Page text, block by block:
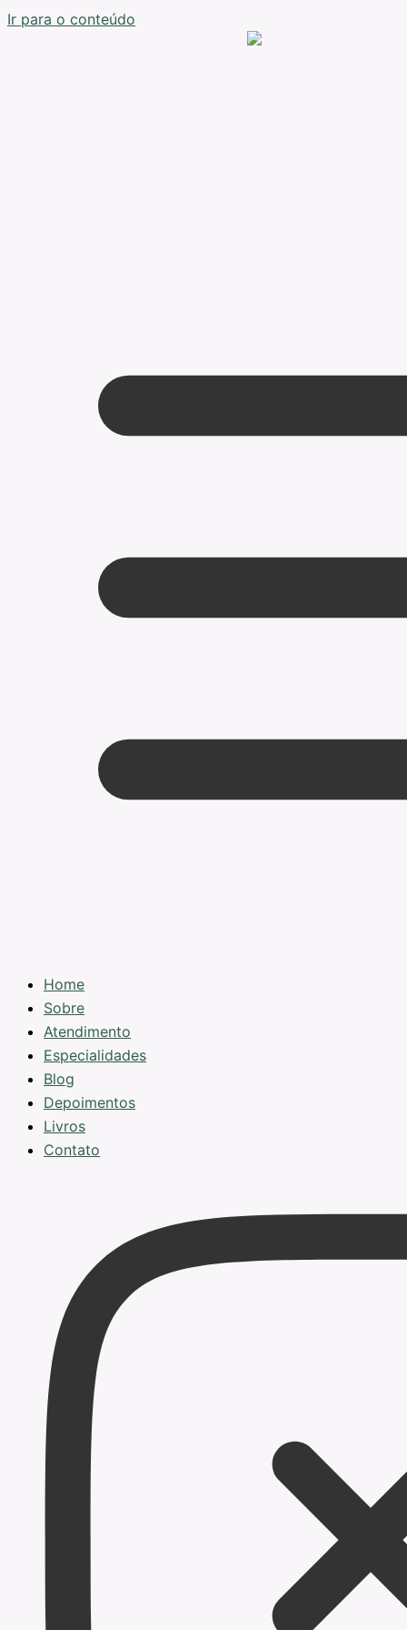
Ir para o conteúdo
Home
Sobre
Atendimento
Especialidades
Blog
Depoimentos
Livros
Contato